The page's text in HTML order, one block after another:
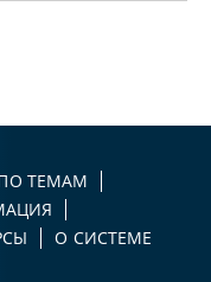
ТЕМАМ
О СИСТЕМЕ